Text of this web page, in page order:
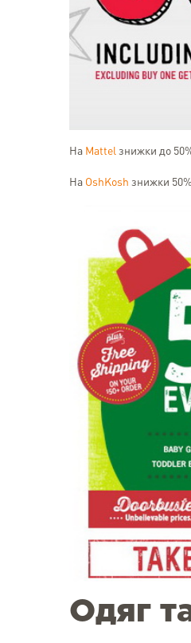
На Mattel знижки до
На OshKosh знижки
Одяг